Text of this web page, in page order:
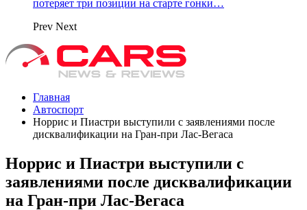
потеряет три позиции на старте гонки…
Prev Next
Главная
Автоспорт
Норрис и Пиастри выступили с заявлениями после
дисквалификации на Гран‑при Лас‑Вегаса
Норрис и Пиастри выступили с
заявлениями после дисквалификации
на Гран‑при Лас‑Вегаса